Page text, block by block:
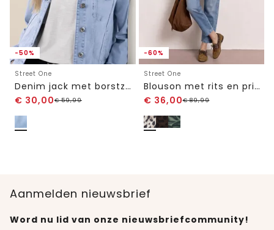
-50%
Street One
Denim jack met borstzakken en knopen
€ 30,00€59,99
-60%
Street One
Blouson met rits en print
€ 36,00€89,99
Aanmelden nieuwsbrief
Word nu lid van onze nieuwsbriefcommunity!